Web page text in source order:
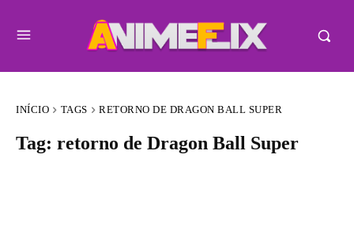
INÍCIO TAGS RETORNO DE DRAGON BALL SUPER
Tag: retorno de Dragon Ball Super